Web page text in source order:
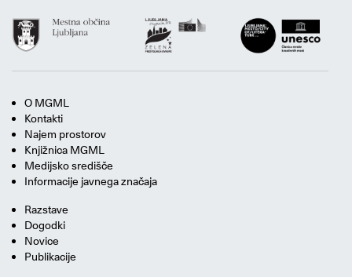
O MGML
Kontakti
Najem prostorov
Knjižnica MGML
Medijsko središče
Informacije javnega značaja
Razstave
Dogodki
Novice
Publikacije